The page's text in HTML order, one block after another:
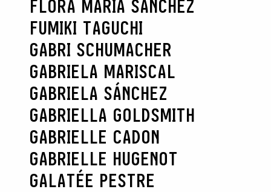
FLORA MARÍA SÁNCHEZ
FUMIKI TAGUCHI
GABRI SCHUMACHER
GABRIELA MARISCAL
GABRIELA SÁNCHEZ
GABRIELLA GOLDSMITH
GABRIELLE CADON
GABRIELLE HUGENOT
GALATÉE PESTRE